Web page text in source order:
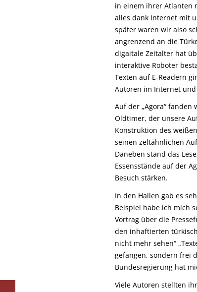
in einem ihrer Atlanten
alles dank Internet mit
später waren wir also
angrenzend an die
digaitale Zeitalter hat
interaktive Roboter
Texten auf E-Readern
Autoren im Internet
Auf der „Agora“
Oldtimer, der unsere
Konstruktion des
seinen zeltähnlichen
Daneben stand das
Essensstände auf der
Besuch stärken.
In den Hallen gab es
Beispiel habe ich mich
Vortrag über die
den inhaftierten
nicht mehr sehen“
gefangen, sondern frei
Bundesregierung hat
Viele Autoren stellten